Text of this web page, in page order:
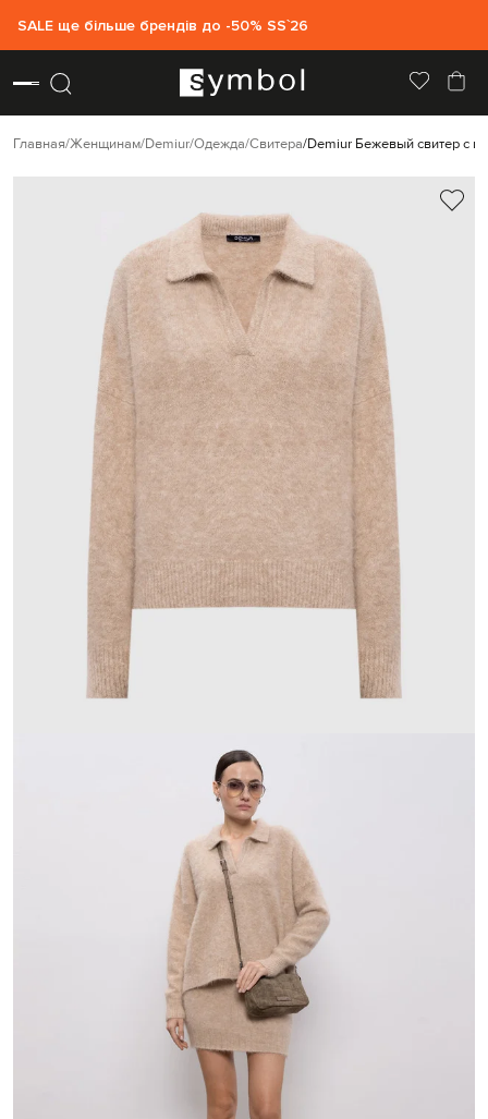
SALE ще більше брендів до -50% SS`26
Главная Женщинам Demiur Одежда Свитера Demiur Бежевый свитер с